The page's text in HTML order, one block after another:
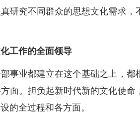
研究不同群众的思想文化需求，
工作的全面领导
事业都建立在这个基础之上，都
面。担负起新时代新的文化使命
的全过程和各方面。